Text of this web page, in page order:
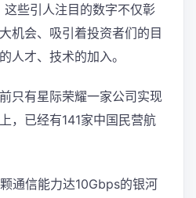
些引人注目的数字不仅彰
机会、吸引着投资者们的目
人才、技术的加入。
有星际荣耀一家公司实现
，已经有141家中国民营航
信能力达10Gbps的银河